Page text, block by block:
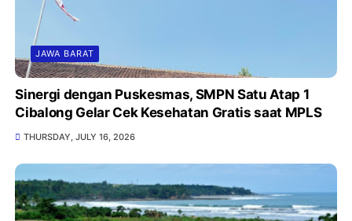
JAWA BARAT
Sinergi dengan Puskesmas, SMPN Satu Atap 1
Cibalong Gelar Cek Kesehatan Gratis saat MPLS
THURSDAY, JULY 16, 2026